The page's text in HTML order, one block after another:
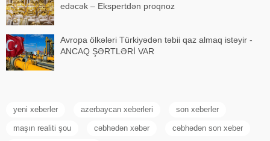
edəcək – Ekspertdən proqnoz
Avropa ölkələri Türkiyədən təbii qaz almaq istəyir -
ANCAQ ŞƏRTLƏRİ VAR
yeni xeberler azerbaycan xeberleri son xeberler
maşın realiti şou cəbhədən xəbər cəbhədən son xeber